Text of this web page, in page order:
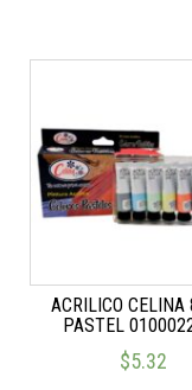
ACRILICO CELINA
PASTEL
$5.32